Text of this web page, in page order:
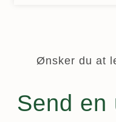
Ønsker du at
Send en